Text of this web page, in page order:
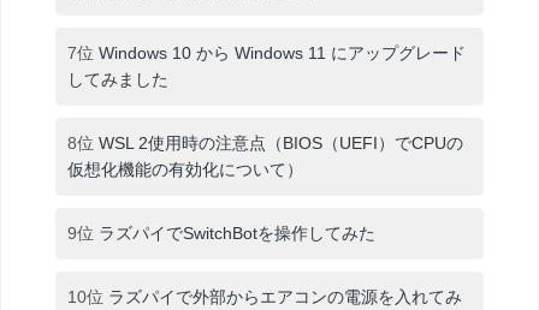
7位 Windows 10 から Windows 11 にアップグレード
してみました
8位 WSL 2使用時の注意点（BIOS（UEFI）でCPUの
仮想化機能の有効化について）
9位 ラズパイでSwitchBotを操作してみた
10位 ラズパイで外部からエアコンの電源を入れてみ